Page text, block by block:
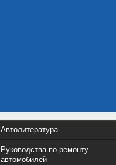
Автолитература
Руководства по ремонту
автомобилей